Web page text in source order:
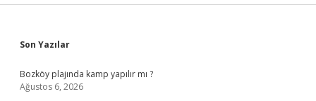
Sidebar
Son Yazılar
Bozköy plajında kamp yapılır mı ?
Ağustos 6, 2026